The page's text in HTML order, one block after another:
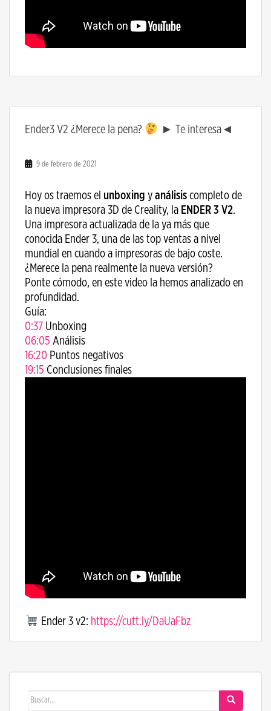
Ender3 V2 ¿Merece la pena? ► Te interesa◄
9 de febrero de 2021
Hoy os traemos el unboxing y análisis completo de
la nueva impresora 3D de Creality, la ENDER 3 V2.
Una impresora actualizada de la ya más que
conocida Ender 3, una de las top ventas a nivel
mundial en cuando a impresoras de bajo coste.
¿Merece la pena realmente la nueva versión?
Ponte cómodo, en este video la hemos analizado en
profundidad.
Guía:
0:37 ​ Unboxing
06:05 ​ Análisis
16:20 ​ Puntos negativos
19:15 ​ Conclusiones finales
Ender 3 v2: https://cutt.ly/DaUaFbz
Buscar: